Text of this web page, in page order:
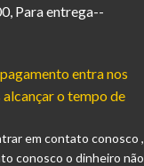
Para entrega--
entra nos
o tempo de
em contato conosco ,
conosco o dinheiro não